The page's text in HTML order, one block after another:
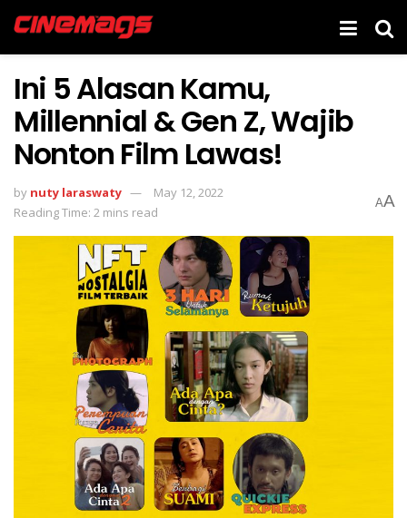
Ini 5 Alasan Kamu,
Millennial & Gen Z, Wajib
Nonton Film Lawas!
by nuty laraswaty
May 12, 2022
Reading Time: 2 mins read
AA